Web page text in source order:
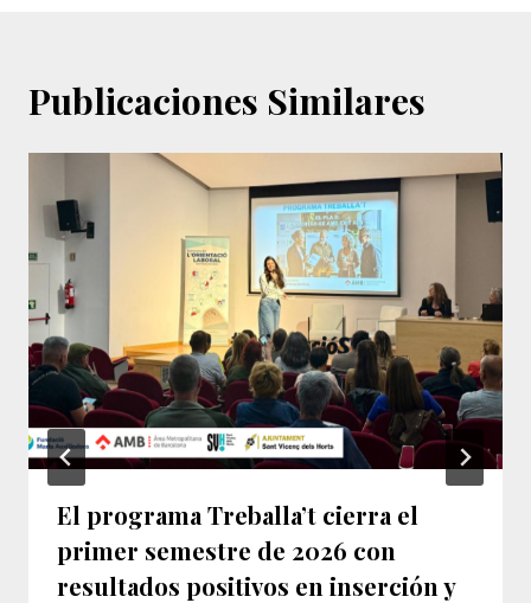
Publicaciones Similares
El programa Treballa’t cierra el
primer semestre de 2026 con
resultados positivos en inserción y